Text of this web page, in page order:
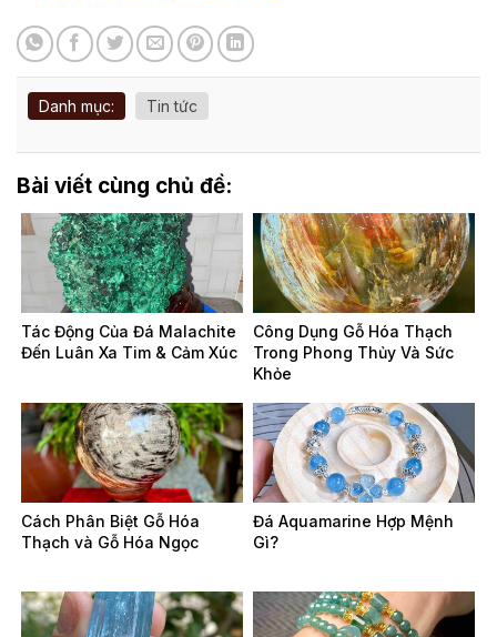
Danh mục: Tin tức
Bài viết cùng chủ đề:
Tác Động Của Đá Malachite
Đến Luân Xa Tim & Cảm Xúc
Công Dụng Gỗ Hóa Thạch
Trong Phong Thủy Và Sức
Khỏe
Cách Phân Biệt Gỗ Hóa
Thạch và Gỗ Hóa Ngọc
Đá Aquamarine Hợp Mệnh
Gì?